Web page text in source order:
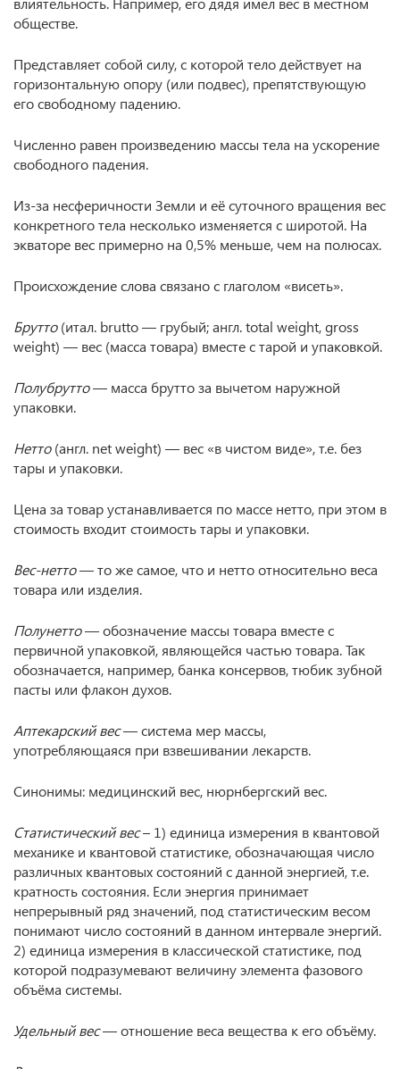
обществе.
Представляет собой силу, с которой тело действует на
горизонтальную опору (или подвес), препятствующую
его свободному падению.
Численно равен произведению массы тела на ускорение
свободного падения.
Из-за несферичности Земли и её суточного вращения вес
конкретного тела несколько изменяется с широтой. На
экваторе вес примерно на 0,5% меньше, чем на полюсах.
Происхождение слова связано с глаголом «висеть».
Брутто(итал. brutto — грубый; англ. total weight, gross
weight) — вес (масса товара) вместе с тарой и упаковкой.
Полубрутто— масса брутто за вычетом наружной
упаковки.
Нетто(англ. net weight) — вес «в чистом виде», т.е. без
тары и упаковки.
Цена за товар устанавливается по массе нетто, при этом в
стоимость входит стоимость тары и упаковки.
Вес-нетто— то же самое, что и нетто относительно веса
товара или изделия.
Полунетто— обозначение массы товара вместе с
первичной упаковкой, являющейся частью товара. Так
обозначается, например, банка консервов, тюбик зубной
пасты или флакон духов.
Аптекарский вес— система мер массы,
употребляющаяся при взвешивании лекарств.
Синонимы: медицинский вес, нюрнбергский вес.
Статистический вес– 1) единица измерения в квантовой
механике и квантовой статистике, обозначающая число
различных квантовых состояний с данной энергией, т.е.
кратность состояния. Если энергия принимает
непрерывный ряд значений, под статистическим весом
понимают число состояний в данном интервале энергий.
2) единица измерения в классической статистике, под
которой подразумевают величину элемента фазового
объёма системы.
Удельный вес— отношение веса вещества к его объёму.